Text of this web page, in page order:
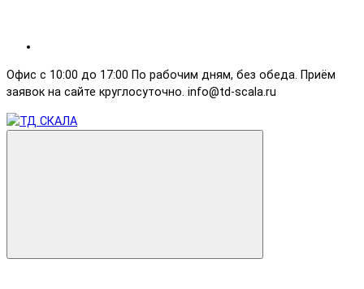
Офис с 10:00 до 17:00 По рабочим дням, без обеда. Приём
заявок на сайте круглосуточно. info@td-scala.ru